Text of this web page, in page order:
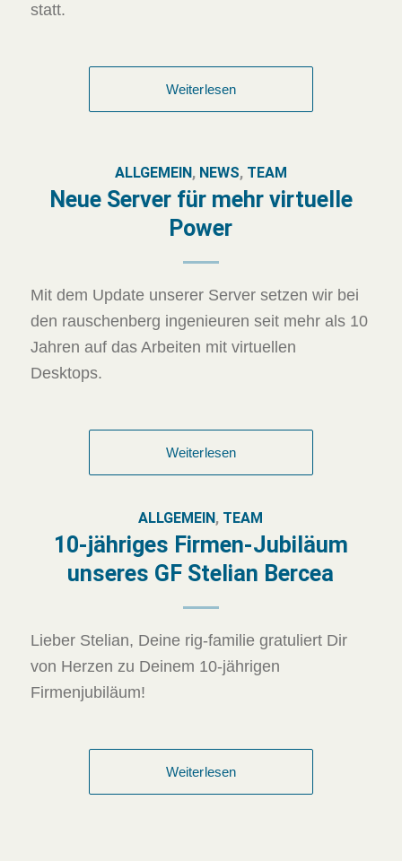
statt.
Weiterlesen
ALLGEMEIN , NEWS, TEAM
Neue Server für mehr virtuelle
Power
Mit dem Update unserer Server setzen wir bei
den rauschenberg ingenieuren seit mehr als 10
Jahren auf das Arbeiten mit virtuellen
Desktops.
Weiterlesen
ALLGEMEIN , TEAM
10-jähriges Firmen-Jubiläum
unseres GF Stelian Bercea
Lieber Stelian, Deine rig-familie gratuliert Dir
von Herzen zu Deinem 10-jährigen
Firmenjubiläum!
Weiterlesen